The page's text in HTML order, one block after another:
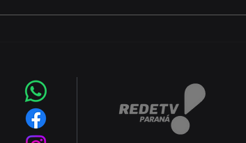
Futsal 2026 com equipes
de quatro países